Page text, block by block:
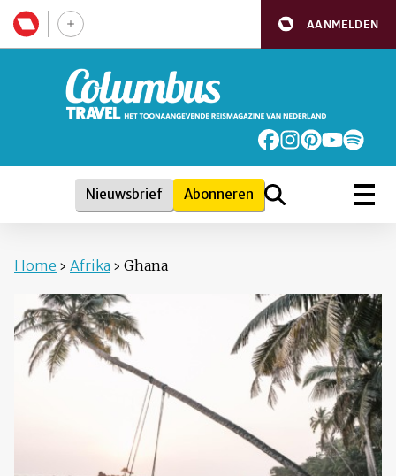
AANMELDEN
Nieuwsbrief Abonneren
Home › Afrika › Ghana